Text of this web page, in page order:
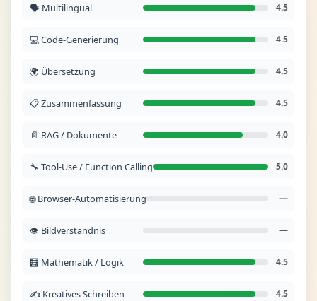
🗣️ Multilingual 4.5
💻 Code-Generierung 4.5
🌍 Übersetzung 4.5
📋 Zusammenfassung 4.5
📄 RAG / Dokumente 4.0
🔧 Tool-Use / Function Calling 5.0
🌐 Browser-Automatisierung —
👁️ Bildverständnis —
🧮 Mathematik / Logik 4.5
✍️ Kreatives Schreiben 4.5